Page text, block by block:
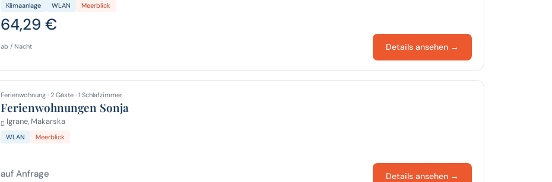
Klimaanlage WLAN Meerblick
64,29 €
ab / Nacht Details ansehen →
Ferienwohnung · 2 Gäste · 1 Schlafzimmer
Ferienwohnungen Sonja
Igrane, Makarska
WLAN Meerblick
auf Anfrage Details ansehen →